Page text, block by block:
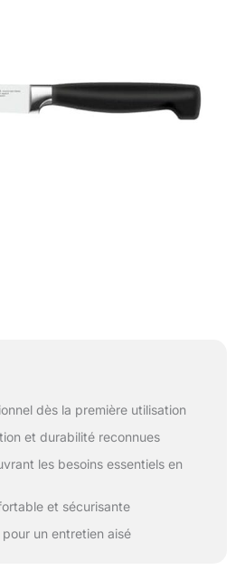
dès la première utilisation
et durabilité reconnues
les besoins essentiels en
et sécurisante
un entretien aisé